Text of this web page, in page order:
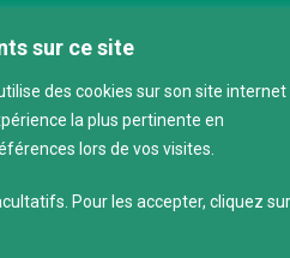
sur ce site
des cookies sur son site internet
la plus pertinente en
lors de vos visites.
Pour les accepter, cliquez sur